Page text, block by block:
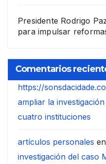
Presidente Rodrigo
para impulsar
Comentarios
https://
ampliar la
cuatro instituciones
artículos personales en
investigación del caso